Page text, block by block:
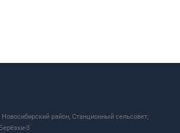
район, Станционный сельсовет,
3